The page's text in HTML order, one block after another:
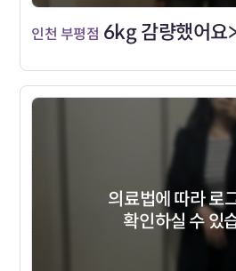
인천 부평점 6kg 감량했어요
의료법에 따라 로
확인하실 수 있